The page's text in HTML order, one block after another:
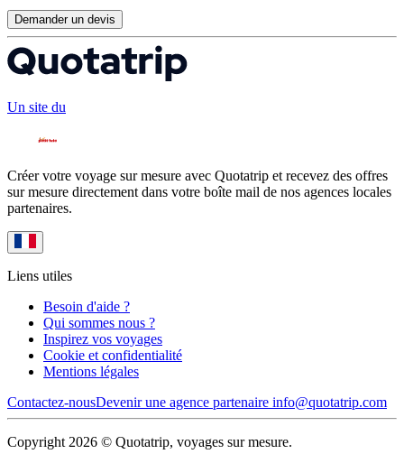
Demander un devis
Un site du
Créer votre voyage sur mesure avec Quotatrip et recevez des offres
sur mesure directement dans votre boîte mail de nos agences locales
partenaires.
Liens utiles
Besoin d'aide ?
Qui sommes nous ?
Inspirez vos voyages
Cookie et confidentialité
Mentions légales
Contactez-nousDevenir une agence partenaire info@quotatrip.com
Copyright 2026 © Quotatrip, voyages sur mesure.